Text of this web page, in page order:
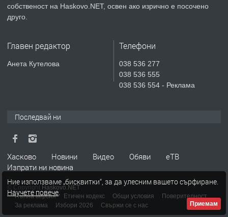
ПРЕДЛАГА
🔑 ОБЗАВЕДЕНА ГАРСОНИЕРА ПОД
НАПЪЛНО ОБЗАВЕДЕН И
преди 6 дни
собственост на Haskovo.NET, освен ако изрично е посочено
друго.
Главен редактор
Анета Кутелова
Телефони
038 536 277
038 536 555
038 536 554 - Реклама
Последвай ни
Хасково Новини Видео Обяви
еТВ
Изпрати ни новина
© Copyright Haskovo.NET
Пълна версия
Етичен кодекс Общи условия
Поверителност
За реклама
Избори 2026 Свържи се с нас
Ние използваме „бисквитки“, за да улесним вашето сърфиране.
Научете повече.
Приемам